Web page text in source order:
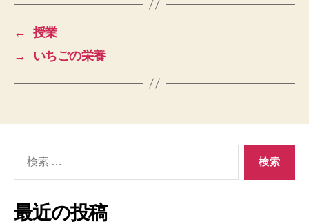
←
授業
→
いちごの栄養
象:
最近の投稿